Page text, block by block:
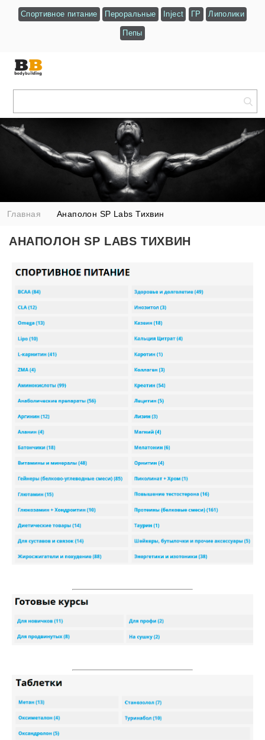
Спортивное питание Пероральные Inject ГР Липолики
Пепы
Главная Анаполон SP Labs Тихвин
АНАПОЛОН SP LABS ТИХВИН